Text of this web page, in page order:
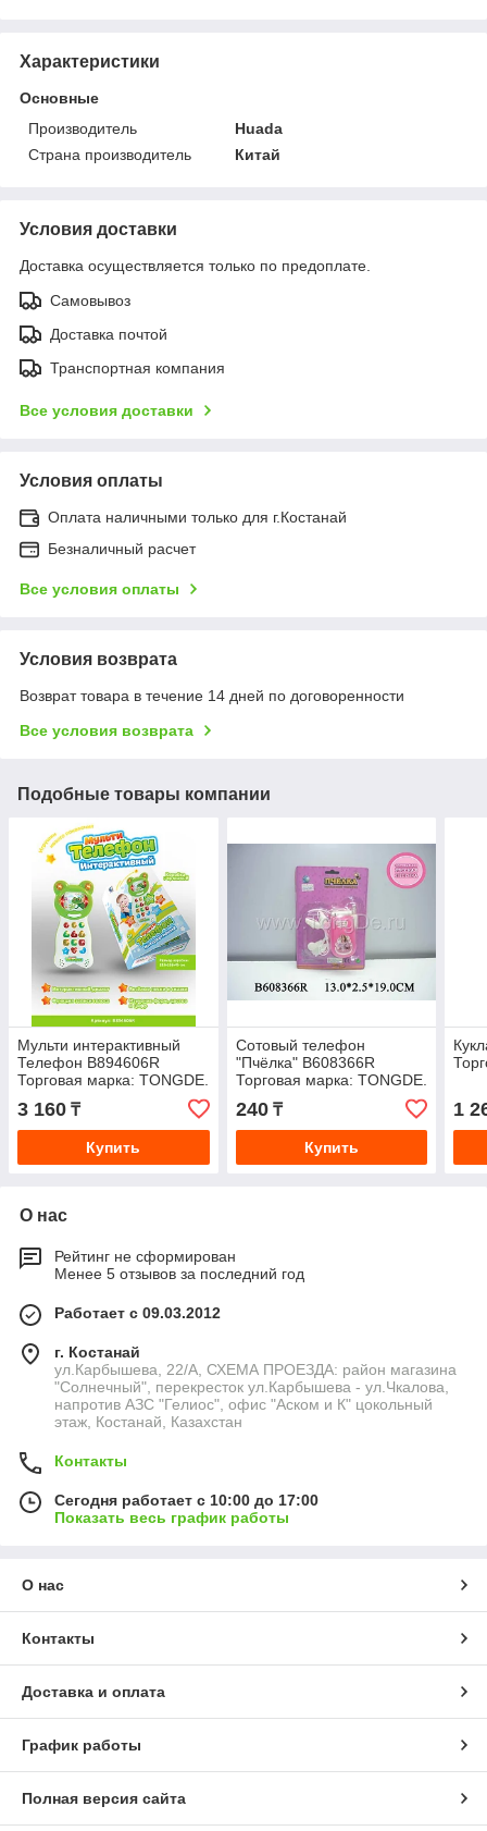
Характеристики
Основные
Производитель
Huada
Страна производитель
Китай
Условия доставки
Доставка осуществляется только по предоплате.
Самовывоз
Доставка почтой
Транспортная компания
Все условия доставки
Условия оплаты
Оплата наличными только для г.Костанай
Безналичный расчет
Все условия оплаты
Условия возврата
Возврат товара в течение 14 дней по договоренности
Все условия возврата
Подобные товары компании
Мульти интерактивный
Телефон B894606R
Торговая марка: TONGDE.
3 160 ₸
Купить
Сотовый телефон
"Пчёлка" B608366R
Торговая марка: TONGDE.
240₸
Купить
1
О нас
Рейтинг не сформирован
Менее 5 отзывов за последний год
Работает с 09.03.2012
г. Костанай
ул.Карбышева, 22/А, СХЕМА ПРОЕЗДА: район магазина
"Солнечный", перекресток ул.Карбышева - ул.Чкалова,
напротив АЗС "Гелиос", офис "Аском и К" цокольный
этаж, Костанай, Казахстан
Контакты
Сегодня работает с 10:00 до 17:00
Показать весь график работы
О нас
Контакты
Доставка и оплата
График работы
Полная версия сайта